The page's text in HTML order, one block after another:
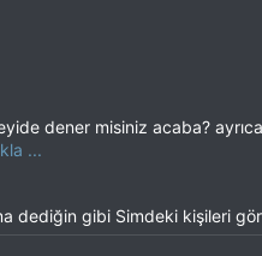
dener misiniz acaba?
...
dediğin gibi Simdeki kişileri